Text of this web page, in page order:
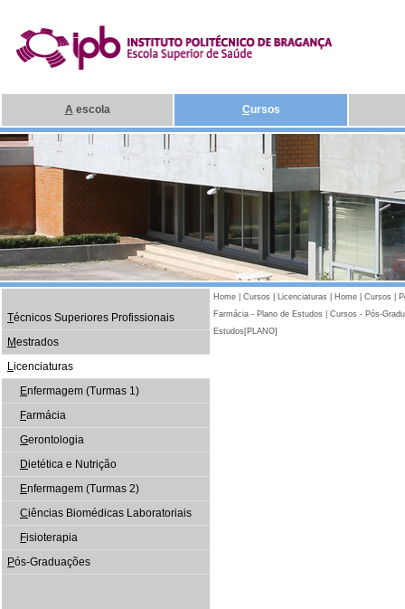
A escola Cursos
Técnicos Superiores Profissionais
Mestrados
Licenciaturas
Enfermagem (Turmas 1)
Farmácia
Gerontologia
Dietética e Nutrição
Enfermagem (Turmas 2)
Ciências Biomédicas Laboratoriais
Fisioterapia
Pós-Graduações
Home Cursos Licenciaturas Home Cursos
Farmácia - Plano de Estudos
Cursos - Pós-
Estudos[PLANO]